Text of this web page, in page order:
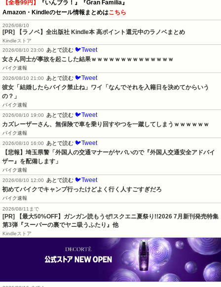
【全巻99円】
『いんブラ！』『Gran Familia』
Amazon・Kindleのセール情報まとめはこちら
2026/08/10
[PR] 【ラノベ】全出版社 Kindle本 高ポイント還元中のラノベまとめ
Kindleストア
2026/08/10 23:00
あとで読む 🐦Tweet
女さん同士が事故を起こした結果ｗｗｗｗｗｗｗｗｗｗｗｗｗｗ
バイク速報
2026/08/10 21:00
あとで読む 🐦Tweet
彼女「結婚したらバイク禁止ね」ワイ「なんでそれを入籍日を決めてからいう
の？」
バイク速報
2026/08/10 19:00
あとで読む 🐦Tweet
カズレーザーさん、無保険で車を乗り回すやつを一蹴してしまうｗｗｗｗｗｗ
バイク速報
2026/08/10 16:00
あとで読む 🐦Tweet
【悲報】埼玉県警「外国人の交通マナーがヤバいので『外国人交通安全アドバイ
ザー』を配備します」
バイク速報
2026/08/10 12:00
あとで読む 🐦Tweet
初めてバイクでキャンプ行ったけどよく行く人すごすぎだろ
バイク速報
2026/08/11まで
[PR] 【最大50%OFF】ガンガン読もうぜ!スクエニ夏祭り!!2026 7月新刊発売特集
第3弾『スーパーの裏でヤニ吸うふたり』他
Kindleストア